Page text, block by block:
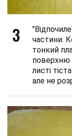
3
частини.
тонкий
поверхню
листі
але не